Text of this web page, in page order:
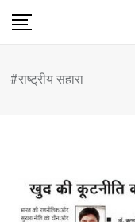
#राष्ट्रीय सहारा